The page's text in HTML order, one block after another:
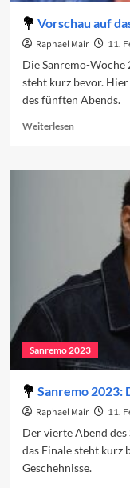
Vorschau auf
Raphael Mair 11.
Die Sanremo-Woche
steht kurz bevor.
des fünften Abends.
WeiterlesenRead
Vorschau
Sanremo 2023
Sanremo 2023:
Raphael Mair 11.
Der vierte Abend
das Finale steht kurz
Geschehnisse.